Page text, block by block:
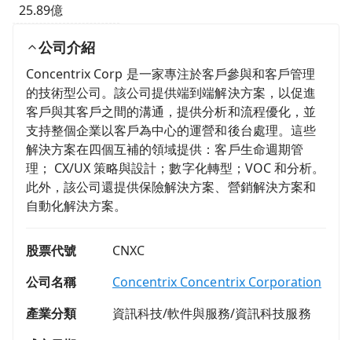
25.89億
公司介紹
Concentrix Corp 是一家專注於客戶參與和客戶管理
的技術型公司。該公司提供端到端解決方案，以促進
客戶與其客戶之間的溝通，提供分析和流程優化，並
支持整個企業以客戶為中心的運營和後台處理。這些
解決方案在四個互補的領域提供：客戶生命週期管
理； CX/UX 策略與設計；數字化轉型；VOC 和分析。
此外，該公司還提供保險解決方案、營銷解決方案和
自動化解決方案。
股票代號
CNXC
公司名稱
Concentrix Concentrix Corporation
產業分類
資訊科技/軟件與服務/資訊科技服務